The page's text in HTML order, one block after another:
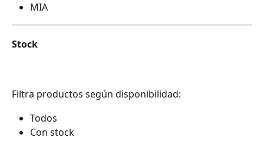
MIA
Stock
Filtra productos según disponibilidad:
Todos
Con stock